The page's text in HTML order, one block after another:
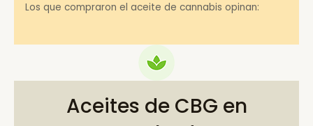
Los que compraron el aceite de cannabis opinan:
Aceites de CBG en